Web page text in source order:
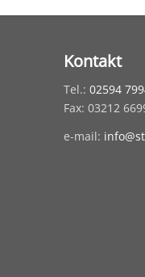
Kontakt
Tel.:02594
Fax: 03212
e-mail: